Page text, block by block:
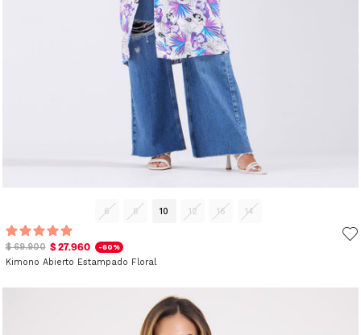
6 8 10 12 16 14
$ 69.900 $ 27.960 -60%
Kimono Abierto Estampado Floral